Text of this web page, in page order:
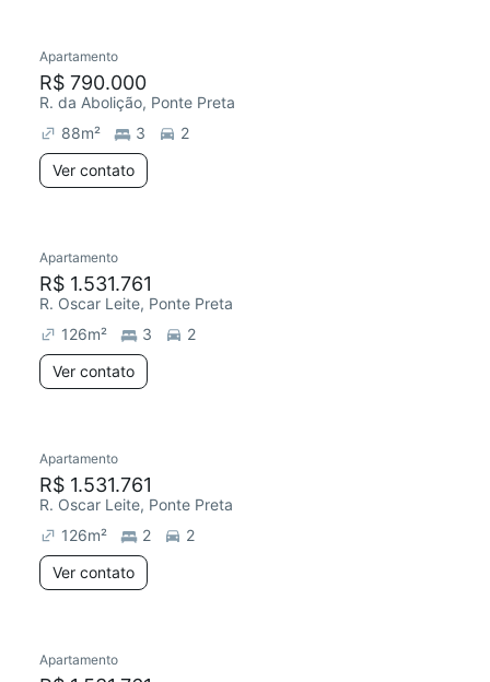
Redecorar
Apartamento
R$ 790.000
R. da Abolição, Ponte Preta
88m² 3
2
Ver contato
Redecorar
Apartamento
R$ 1.531.761
R. Oscar Leite, Ponte Preta
126m² 3
2
Ver contato
Redecorar
Apartamento
R$ 1.531.761
R. Oscar Leite, Ponte Preta
126m² 2
2
Ver contato
Redecorar
Apartamento